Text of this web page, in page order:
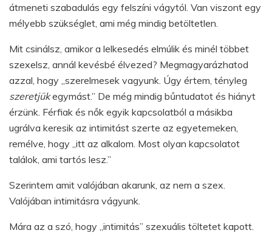
átmeneti szabadulás egy felszíni vágytól. Van viszont egy
mélyebb szükséglet, ami még mindig betöltetlen.
Mit csinálsz, amikor a lelkesedés elmúlik és minél többet
szexelsz, annál kevésbé élvezed? Megmagyarázhatod
azzal, hogy „szerelmesek vagyunk. Úgy értem, tényleg
szeretjükegymást.” De még mindig bűntudatot és hiányt
érzünk. Férfiak és nők egyik kapcsolatból a másikba
ugrálva keresik az intimitást szerte az egyetemeken,
remélve, hogy „itt az alkalom. Most olyan kapcsolatot
találok, ami tartós lesz.”
Szerintem amit valójában akarunk, az nem a szex.
Valójában intimitásra vágyunk.
Mára az a szó, hogy „intimitás” szexuális töltetet kapott.